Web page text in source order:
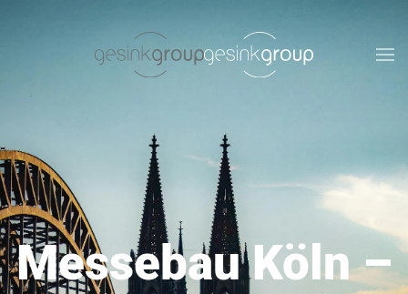
Zum Hauptinhalt springen
Messebau Köln –